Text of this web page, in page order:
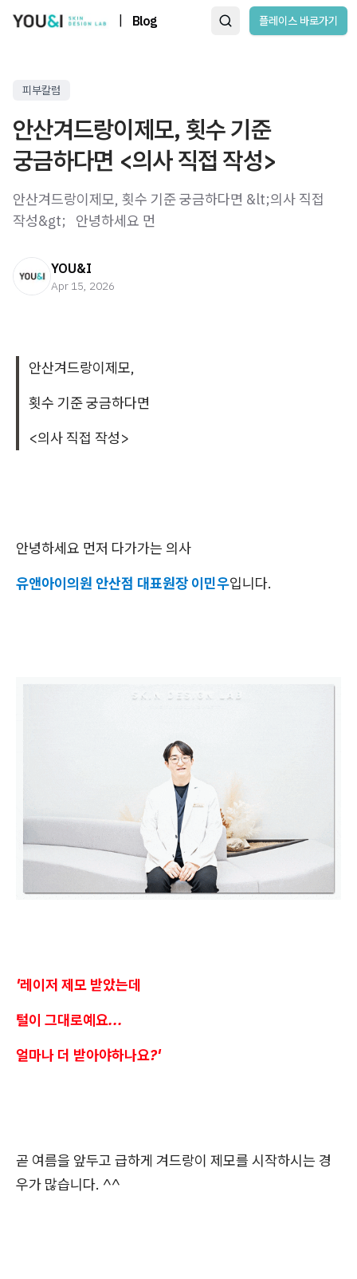
Blog 플레이스 바로가기
피부칼럼
안산겨드랑이제모, 횟수 기준
궁금하다면 <의사 직접 작성>
안산겨드랑이제모, 횟수 기준 궁금하다면 &lt;의사 직접
작성&gt; ​ ​ 안녕하세요 먼
YOU&I
Apr 15, 2026
안산겨드랑이제모,
횟수 기준 궁금하다면
<의사 직접 작성>
안녕하세요 먼저 다가가는 의사
유앤아이의원 안산점 대표원장 이민우입니다.
'레이저 제모 받았는데
털이 그대로예요...
얼마나 더 받아야하나요?'
곧 여름을 앞두고 급하게 겨드랑이 제모를 시작하시는 경
우가 많습니다. ^^